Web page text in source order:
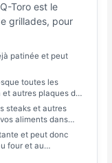
Toro est le
grillades, pour
patinée et peut
toutes les
et autres plaques de
feu ou au
steaks et autres
aliments dans
et peut donc
four et au